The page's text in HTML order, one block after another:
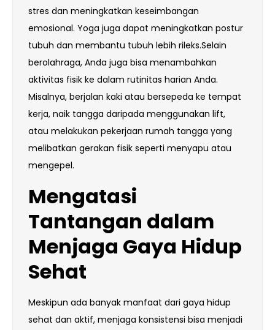
stres dan meningkatkan keseimbangan
emosional. Yoga juga dapat meningkatkan postur
tubuh dan membantu tubuh lebih rileks.Selain
berolahraga, Anda juga bisa menambahkan
aktivitas fisik ke dalam rutinitas harian Anda.
Misalnya, berjalan kaki atau bersepeda ke tempat
kerja, naik tangga daripada menggunakan lift,
atau melakukan pekerjaan rumah tangga yang
melibatkan gerakan fisik seperti menyapu atau
mengepel.
Mengatasi
Tantangan dalam
Menjaga Gaya Hidup
Sehat
Meskipun ada banyak manfaat dari gaya hidup
sehat dan aktif, menjaga konsistensi bisa menjadi